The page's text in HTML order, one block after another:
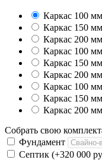
Каркас 100 мм
Каркас 150 мм
Каркас 200 мм
Каркас 100 мм
Каркас 150 мм
Каркас 200 мм
Каркас 100 мм
Каркас 150 мм
Каркас 200 мм
Собрать свою
Фундамент
Септик (+320 000